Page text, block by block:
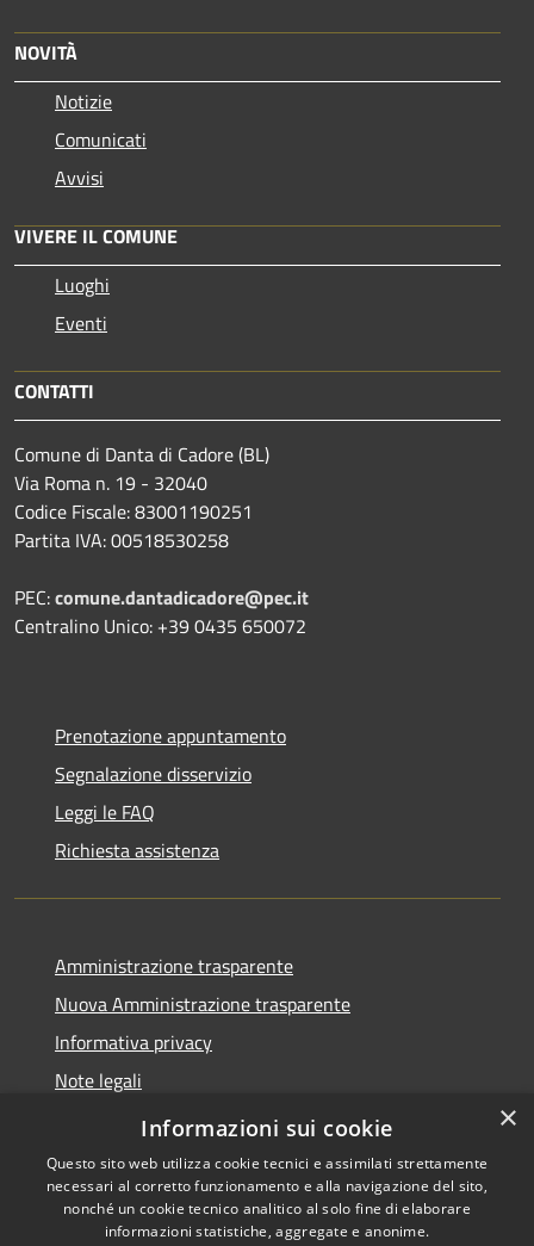
NOVITÀ
Notizie
Comunicati
Avvisi
VIVERE IL COMUNE
Luoghi
Eventi
CONTATTI
Comune di Danta di Cadore (BL)
Via Roma n. 19 - 32040
Codice Fiscale: 83001190251
Partita IVA: 00518530258
PEC:comune.dantadicadore@pec.it
Centralino Unico: +39 0435 650072
Prenotazione appuntamento
Segnalazione disservizio
Leggi le FAQ
Richiesta assistenza
Amministrazione trasparente
Nuova Amministrazione trasparente
Informativa privacy
Note legali
Dichiarazione di accessibilità
Copyright © 2026 • Comune di
×
Informazioni sui cookie
Questo sito web utilizza cookie tecnici e assimilati strettamente
necessari al corretto funzionamento e alla navigazione del sito,
nonché un cookie tecnico analitico al solo fine di elaborare
informazioni statistiche, aggregate e anonime.